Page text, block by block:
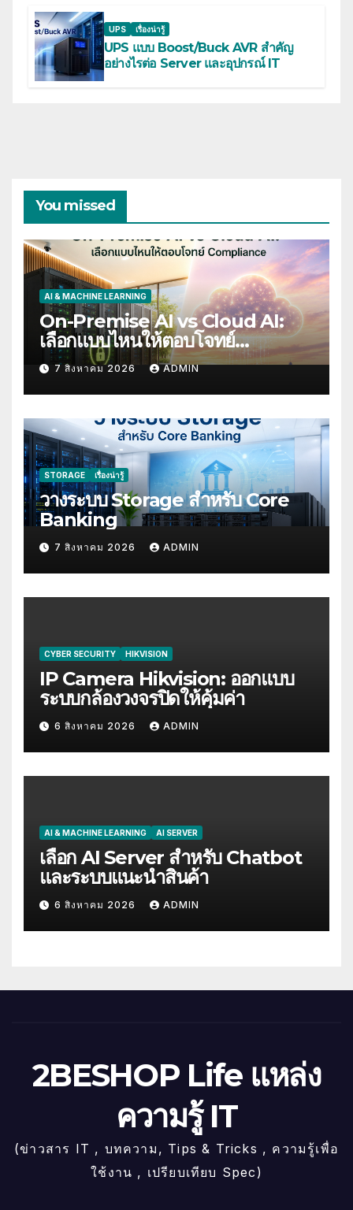
UPS เรื่องน่ารู้
UPS แบบ Boost/Buck AVR สำคัญ
อย่างไรต่อ Server และอุปกรณ์ IT
You missed
AI & MACHINE LEARNING
On-Premise AI vs Cloud AI:
เลือกแบบไหนให้ตอบโจทย์
Compliance
7 สิงหาคม 2026 ADMIN
STORAGE เรื่องน่ารู้
วางระบบ Storage สำหรับ Core
Banking
7 สิงหาคม 2026 ADMIN
CYBER SECURITY HIKVISION
IP Camera Hikvision: ออกแบบ
ระบบกล้องวงจรปิดให้คุ้มค่า
6 สิงหาคม 2026 ADMIN
AI & MACHINE LEARNING AI SERVER
เลือก AI Server สำหรับ Chatbot
และระบบแนะนำสินค้า
6 สิงหาคม 2026 ADMIN
2BESHOP Life แหล่ง
ความรู้ IT
(ข่าวสาร IT , บทความ, Tips & Tricks , ความรู้เพื่อ
ใช้งาน , เปรียบเทียบ Spec)